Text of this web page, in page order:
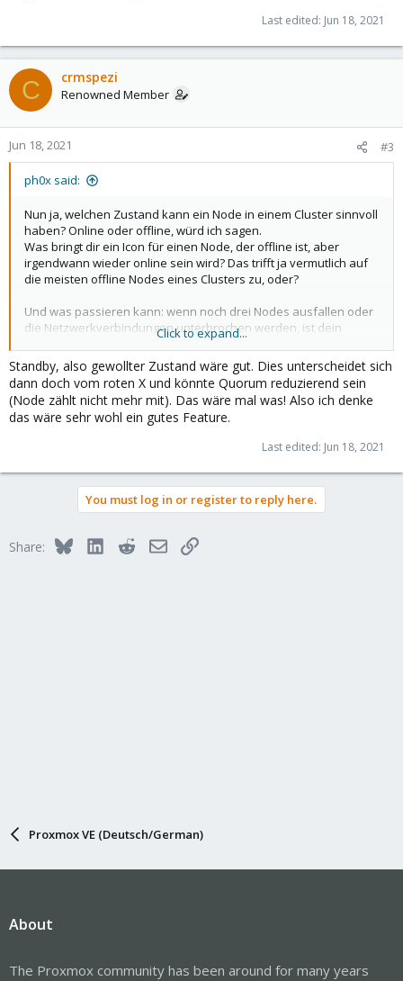
Last edited: Jun 18, 2021
C crmspezi
Renowned Member
Jun 18, 2021 #3
ph0x said:
Nun ja, welchen Zustand kann ein Node in einem Cluster sinnvoll
haben? Online oder offline, würd ich sagen.
Was bringt dir ein Icon für einen Node, der offline ist, aber
irgendwann wieder online sein wird? Das trifft ja vermutlich auf
die meisten offline Nodes eines Clusters zu, oder?
Und was passieren kann: wenn noch drei Nodes ausfallen oder
die Netzwerkverbindungen unterbrochen werden, ist dein
Quorum weg. De facto also eigentlich nichts.
Click to expand...
Standby, also gewollter Zustand wäre gut. Dies unterscheidet sich
dann doch vom roten X und könnte Quorum reduzierend sein
(Node zählt nicht mehr mit). Das wäre mal was! Also ich denke
das wäre sehr wohl ein gutes Feature.
Last edited: Jun 18, 2021
You must log in or register to reply here.
Share: BlueskyLinkedInRedditEmailLink
Proxmox VE (Deutsch/German)
About
The Proxmox community has been around for many years